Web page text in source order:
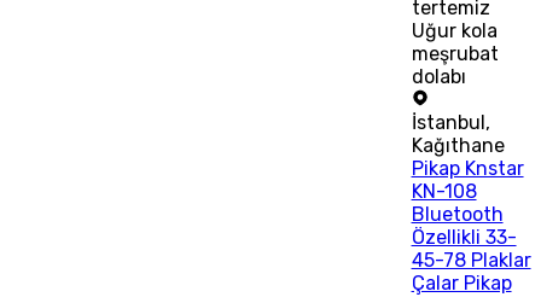
tertemiz
Uğur kola
meşrubat
dolabı
İstanbul ,
Kağıthane
Pikap Knstar
KN-108
Bluetooth
Özellikli 33-
45-78 Plaklar
Çalar Pikap